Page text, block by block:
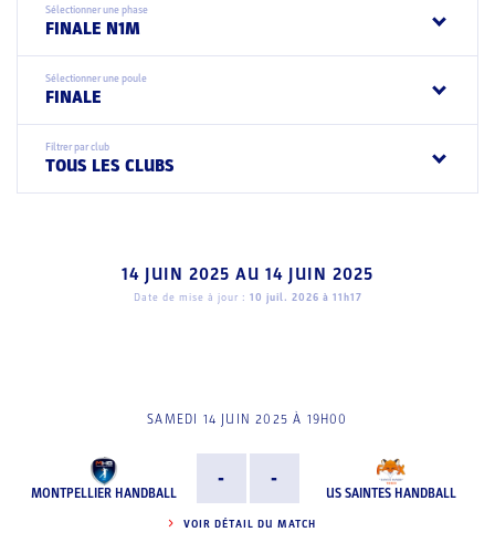
Sélectionner une phase
FINALE N1M
Sélectionner une poule
FINALE
Filtrer par club
TOUS LES CLUBS
14 JUIN 2025 AU 14 JUIN 2025
Date de mise à jour : 10 juil. 2026 à 11h17
SAMEDI 14 JUIN 2025 À 19H00
MONTPELLIER HANDBALL
- -
US SAINTES HANDBALL
VOIR DÉTAIL DU MATCH